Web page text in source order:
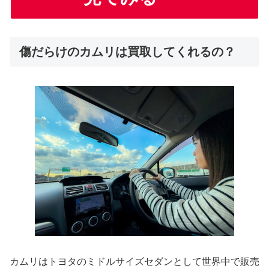
傷だらけのカムリは買取してくれるの？
カムリはトヨタのミドルサイズセダンとして世界中で販売